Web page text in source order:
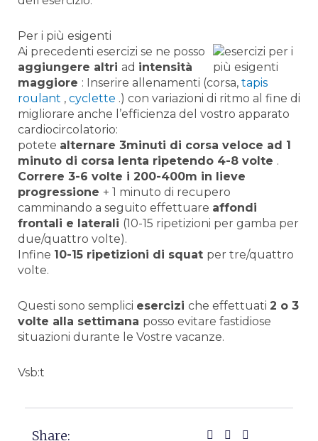
Per i più esigenti
Ai precedenti esercizi se ne posso
aggiungere altri ad intensità
maggiore : Inserire allenamenti (corsa, tapis
roulant , cyclette .) con variazioni di ritmo al fine di
migliorare anche l’efficienza del vostro apparato
cardiocircolatorio:
potete alternare 3minuti di corsa veloce ad 1
minuto di corsa lenta ripetendo 4-8 volte .
Correre 3-6 volte i 200-400m in lieve
progressione + 1 minuto di recupero
camminando a seguito effettuare affondi
frontali e laterali (10-15 ripetizioni per gamba per
due/quattro volte).
Infine 10-15 ripetizioni di squat per tre/quattro
volte.
Questi sono semplici esercizi che effettuati 2 o 3
volte alla settimana posso evitare fastidiose
situazioni durante le Vostre vacanze.
Vsb:t
Share: